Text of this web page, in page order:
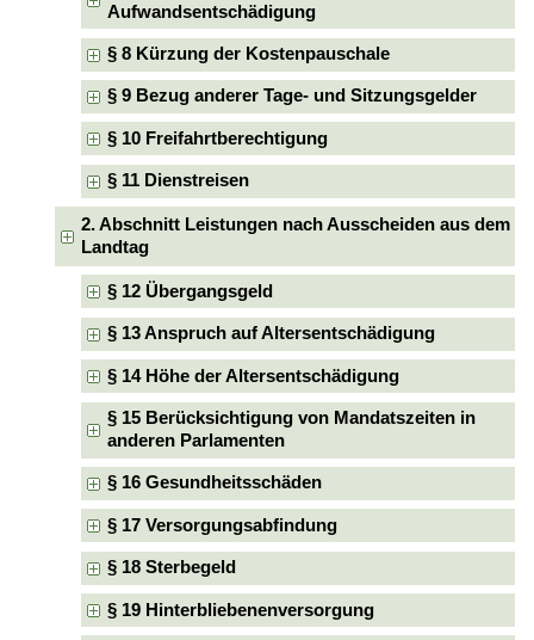
Aufwandsentschädigung
§ 8 Kürzung der Kostenpauschale
§ 9 Bezug anderer Tage- und Sitzungsgelder
§ 10 Freifahrtberechtigung
§ 11 Dienstreisen
2. Abschnitt Leistungen nach Ausscheiden aus dem
Landtag
§ 12 Übergangsgeld
§ 13 Anspruch auf Altersentschädigung
§ 14 Höhe der Altersentschädigung
§ 15 Berücksichtigung von Mandatszeiten in
anderen Parlamenten
§ 16 Gesundheitsschäden
§ 17 Versorgungsabfindung
§ 18 Sterbegeld
§ 19 Hinterbliebenenversorgung